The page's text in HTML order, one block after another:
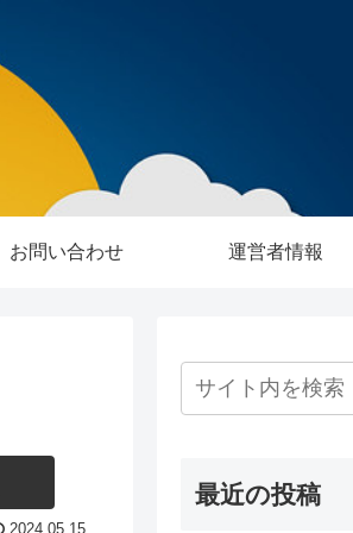
お問い合わせ 運営者情報
2024.05.15
最近の投稿